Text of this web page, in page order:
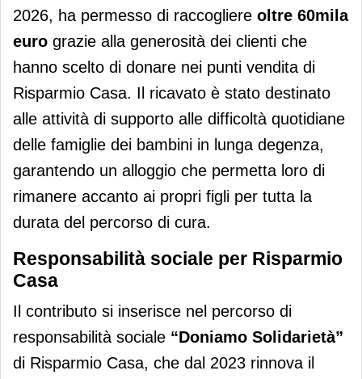
2026, ha permesso di raccogliere oltre 60mila
euro grazie alla generosità dei clienti che
hanno scelto di donare nei punti vendita di
Risparmio Casa. Il ricavato è stato destinato
alle attività di supporto alle difficoltà quotidiane
delle famiglie dei bambini in lunga degenza,
garantendo un alloggio che permetta loro di
rimanere accanto ai propri figli per tutta la
durata del percorso di cura.
Responsabilità sociale per Risparmio
Casa
Il contributo si inserisce nel percorso di
responsabilità sociale “Doniamo Solidarietà”
di Risparmio Casa, che dal 2023 rinnova il